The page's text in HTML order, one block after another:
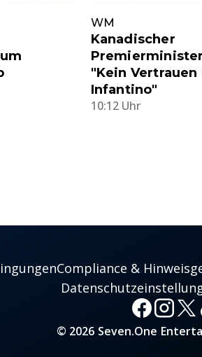
WM
Kanadischer
"Kein Vertrauen
Infantino"
10:12 Uhr
Compliance &
© 2026 Seven.One